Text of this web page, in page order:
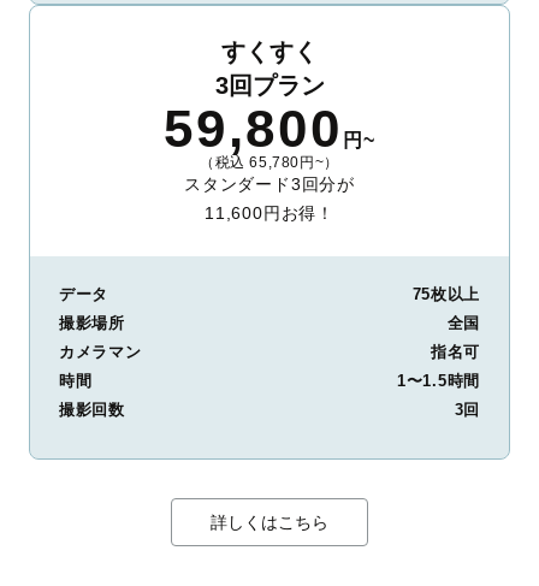
すくすく
3回プラン
59,800 円~
（税込 65,780円~）
スタンダード3回分が
11,600円お得！
データ
75枚以上
撮影場所
全国
カメラマン
指名可
時間
1〜1.5時間
撮影回数
3回
詳しくはこちら